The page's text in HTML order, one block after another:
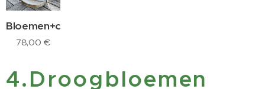
Bloemen+champagne
78,00 €
4.Droogbloemen